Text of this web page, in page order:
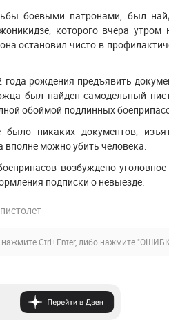
боевыми патронами, был
которого вчера утром
остановил чисто в
рождения предъявить
был найден самодельный
обоймой подлинных
никаких документов,
вполне можно убить человека.
возбуждено уголовное
подписки о невыезде.
пистолет
Ctrl+Enter, либо нажмите